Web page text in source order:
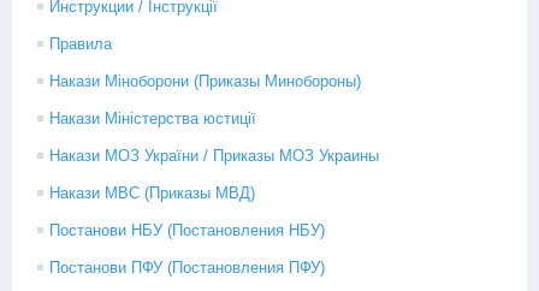
Инструкции / Інструкції
Правила
Накази Міноборони (Приказы Минобороны)
Накази Міністерства юстиції
Накази МОЗ України / Приказы МОЗ Украины
Накази МВС (Приказы МВД)
Постанови НБУ (Постановления НБУ)
Постанови ПФУ (Постановления ПФУ)